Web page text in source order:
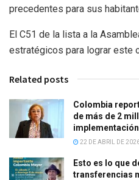
precedentes para sus
El C51 de la lista a la
estratégicos para lograr este
Related posts
Colombia
de más de 2
22 DE ABRIL DE
Esto es lo que
transferencias